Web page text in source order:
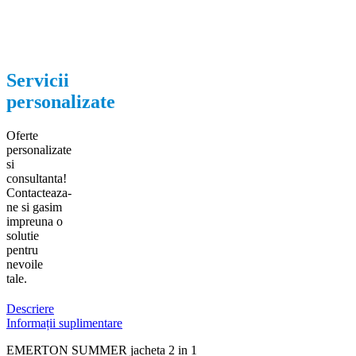
Servicii
personalizate
Oferte
personalizate
si
consultanta!
Contacteaza-
ne si gasim
impreuna o
solutie
pentru
nevoile
tale.
Descriere
Informații suplimentare
EMERTON SUMMER jacheta 2 in 1